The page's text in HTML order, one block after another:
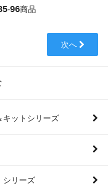
-96商品
次へ
キットシリーズ
シリーズ